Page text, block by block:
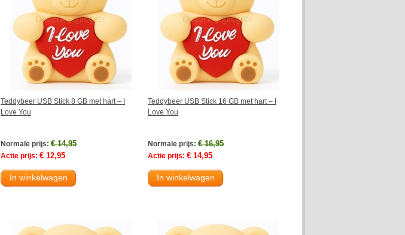
Teddybeer USB Stick 8 GB met hart – I
Love You
Normale prijs: € 14,95
Actie prijs: € 12,95
In winkelwagen
Teddybeer USB Stick 16 GB met hart – I
Love You
Normale prijs: € 16,95
Actie prijs: € 14,95
In winkelwagen